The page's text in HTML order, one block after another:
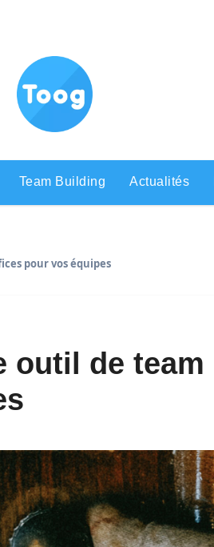
Team Building Actualités
pour vos équipes
outil de